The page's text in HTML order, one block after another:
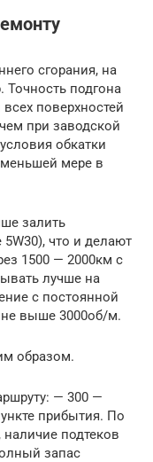
сгорания, на
подгона
поверхностей
при заводской
обкатки
мере в
залить
что и делают
1500 — 2000км с
лучше на
с постоянной
не выше 3000об/м.
образом.
— 300 —
прибытия. По
подтеков
запас